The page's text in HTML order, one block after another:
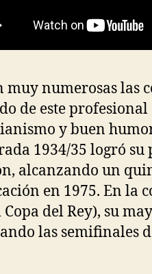
muy numerosas las
de este
y buen
1934/35 logró
alcanzando un
en 1975. En la
del Rey), su
las semifinales